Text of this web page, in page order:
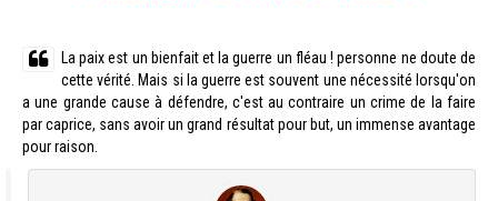
La paix est un bienfait et la guerre un fléau ! personne ne doute de
cette vérité. Mais si la guerre est souvent une nécessité lorsqu'on
a une grande cause à défendre, c'est au contraire un crime de la faire
par caprice, sans avoir un grand résultat pour but, un immense avantage
pour raison.